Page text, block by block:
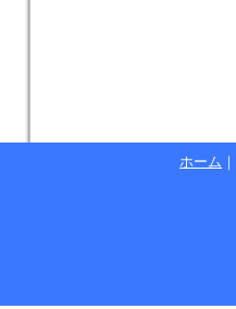
ホーム ｜